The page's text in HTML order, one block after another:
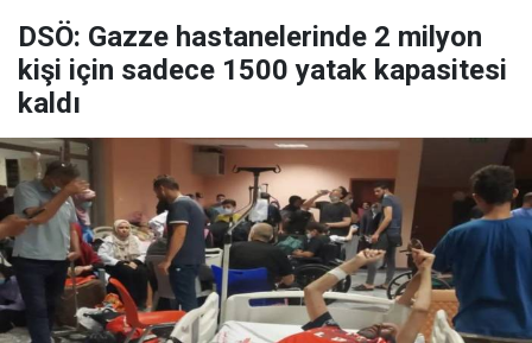
DSÖ: Gazze hastanelerinde 2 milyon
kişi için sadece 1500 yatak kapasitesi
kaldı